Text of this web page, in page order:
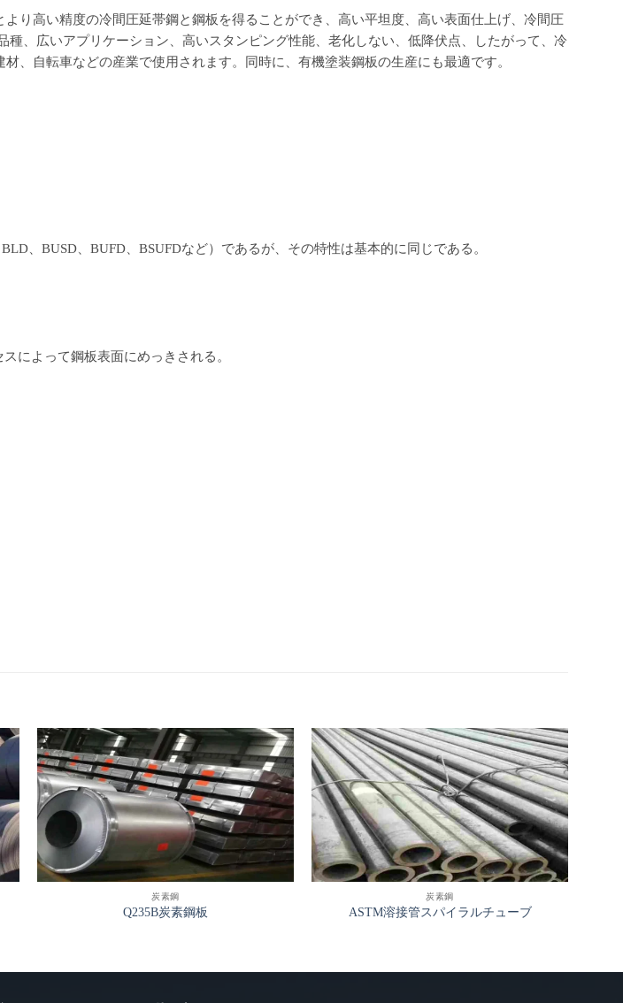
り高い精度の冷間圧延帯鋼と鋼板を得ることができ、高い平坦度、高い表面仕上げ、冷間圧
、広いアプリケーション、高いスタンピング性能、老化しない、低降伏点、したがって、冷
、自転車などの産業で使用されます。同時に、有機塗装鋼板の生産にも最適です。
、BUSD、BUFD、BSUFDなど）であるが、その特性は基本的に同じである。
によって鋼板表面にめっきされる。
炭素鋼
Q235B炭素鋼板
炭素鋼
ASTM溶接管スパイラルチューブ